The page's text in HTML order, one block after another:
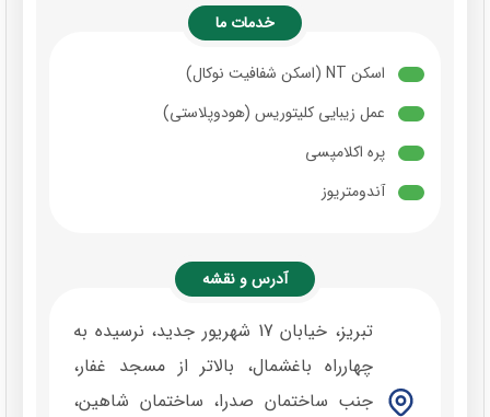
خدمات ما
اسکن NT (اسکن شفافیت نوکال)
عمل زیبایی کلیتوریس (هودوپلاستی)
پره اکلامپسی
آندومتریوز
آدرس و نقشه
تبریز، خیابان 17 شهریور جدید، نرسیده به
چهارراه باغشمال، بالاتر از مسجد غفار،
جنب ساختمان صدرا، ساختمان شاهین،